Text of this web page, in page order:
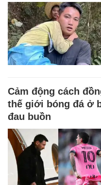
Cảm động cách
thế giới bóng đá ở
đau buồn